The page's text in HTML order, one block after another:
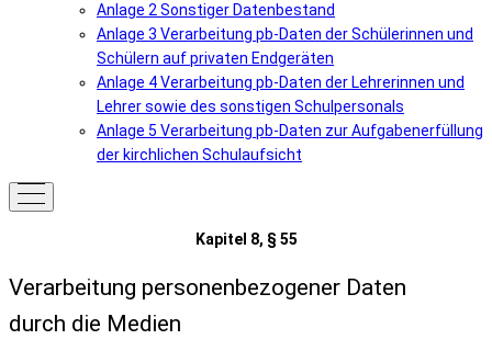
Anlage 2 Sonstiger Datenbestand
Anlage 3 Verarbeitung pb-Daten der Schülerinnen und
Schülern auf privaten Endgeräten
Anlage 4 Verarbeitung pb-Daten der Lehrerinnen und
Lehrer sowie des sonstigen Schulpersonals
Anlage 5 Verarbeitung pb-Daten zur Aufgabenerfüllung
der kirchlichen Schulaufsicht
Kapitel 8, § 55
Verarbeitung personenbezogener Daten
durch die Medien